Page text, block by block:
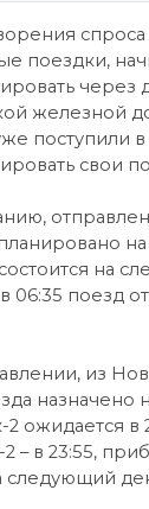
поездки,
через
железной
поступили
свои
на
06:35 поезд
из
назначено
2 ожидается в
– в 23:55,
следующий